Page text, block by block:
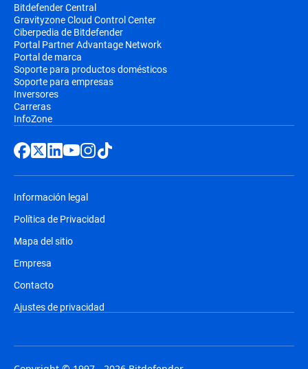
Bitdefender Central
Gravityzone Cloud Control Center
Ciberpedia de Bitdefender
Portal Partner Advantage Network
Portal de marca
Soporte para productos domésticos
Soporte para empresas
Inversores
Carreras
InfoZone
Información legal
Política de Privacidad
Mapa del sitio
Empresa
Contacto
Ajustes de privacidad